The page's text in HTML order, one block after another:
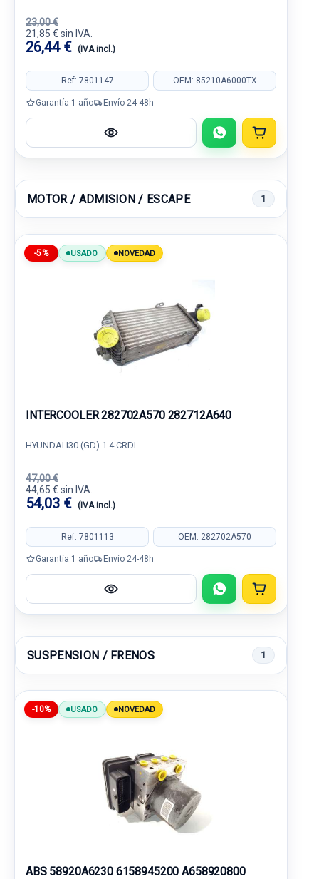
23,00 €
21,85 € sin IVA.
26,44 € (IVA incl.)
Ref: 7801147 OEM: 85210A6000TX
Garantía 1 año Envío 24-48h
MOTOR / ADMISION / ESCAPE 1
-5% USADO NOVEDAD
INTERCOOLER 282702A570 282712A640
HYUNDAI I30 (GD) 1.4 CRDI
47,00 €
44,65 € sin IVA.
54,03 € (IVA incl.)
Ref: 7801113 OEM: 282702A570
Garantía 1 año Envío 24-48h
SUSPENSION / FRENOS 1
-10% USADO NOVEDAD
ABS 58920A6230 6158945200 A658920800